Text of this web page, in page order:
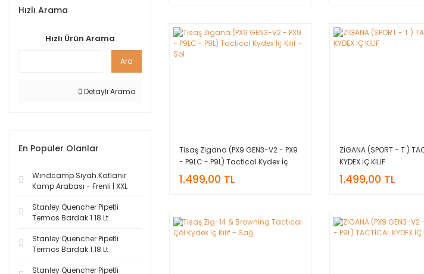
Hızlı Arama
Hızlı Ürün Arama
Ara
Detaylı Arama
En Populer Olanlar
Windcamp Siyah Katlanır
Kamp Arabası - Frenli | XXL
Stanley Quencher Pipetli
Termos Bardak 1.18 Lt
Stanley Quencher Pipetli
Termos Bardak 1.18 Lt
Stanley Quencher Pipetli
Tisaş Zigana (PX9 GEN3-V2 - PX9
- P9LC - P9L) Tactical Kydex İç
Kılıf - Sol
1.499,00 TL
ZİGANA (SPORT - T )
KYDEX İÇ KILIF
1.499,00 TL